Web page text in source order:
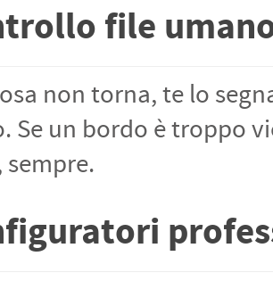
file
non torna, te lo
Se un bordo è troppo